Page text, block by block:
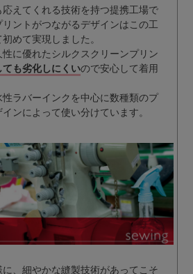
応えてくれる技術を持つ提携工場で
ントがつながるデザインはこの工
めて実現しました。
に優れたシルクスクリーンプリン
も劣化しにくいので安心して着用
ラバーインクを中心に数種類のプ
ンによって使い分けています。
、細やかな縫製技術があってこそ